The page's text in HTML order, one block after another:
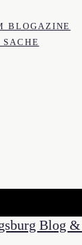
BLOGAZINE